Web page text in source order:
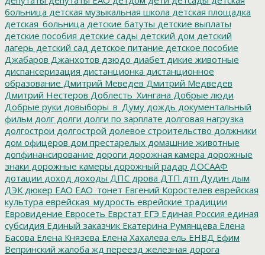
больница детская музыкальная школа детская площадка
детская_больница детские батуты детские выплаты
детские пособия детские сады детский дом детский
лагерь детский сад детское питание детское пособие
Джабаров Джанхотов дзюдо диабет дикие животные
диспансеризация дистанционка дистанционное
образование Дмитрий Меведев Дмитрий Медведев
Дмитрий Нестеров Доблесть_Хингана Добрые люди
Добрые руки довыборы_в_Думу дождь документальный
фильм долг долги долги по зарплате долговая нагрузка
долгострои долгострой долевое строительство должники
дом офицеров дом престарелых домашние животные
допфинансирование дороги дорожная камера дорожные
знаки дорожные камеры дорожный радар ДОСААФ
дотации доход доходы ДПС дрова ДТП дтп Дудин дым
ДЭК дюкер ЕАО ЕАО_тонет Евгений Коростелев еврейская
культура еврейская_мудрость еврейские традиции
Евровидение Евросеть Еврстат ЕГЭ Единая Россия единая
субсидия Единый заказчик Екатерина Румянцева Елена
Басова Елена Князева Елена Хахалева ель ЕНВД Ефим
Вепринский жалоба жд переезд железная дорога